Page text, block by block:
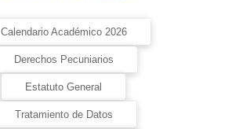
Calendario Académico 2026
Derechos Pecuniarios
Estatuto General
Tratamiento de Datos